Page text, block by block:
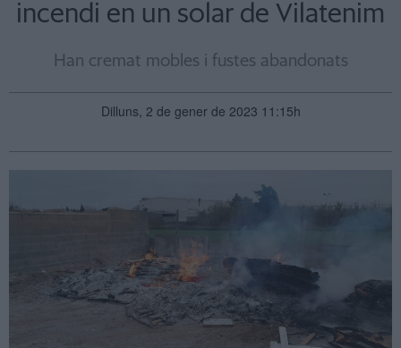
incendi en un solar de Vilatenim
Han cremat mobles i fustes abandonats
Dilluns, 2 de gener de 2023 11:15h